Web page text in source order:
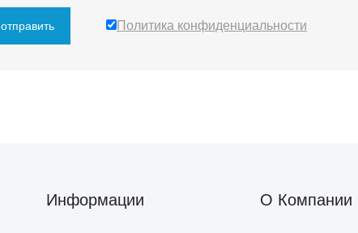
отправить Политика конфиденциальности
Информации О Компании